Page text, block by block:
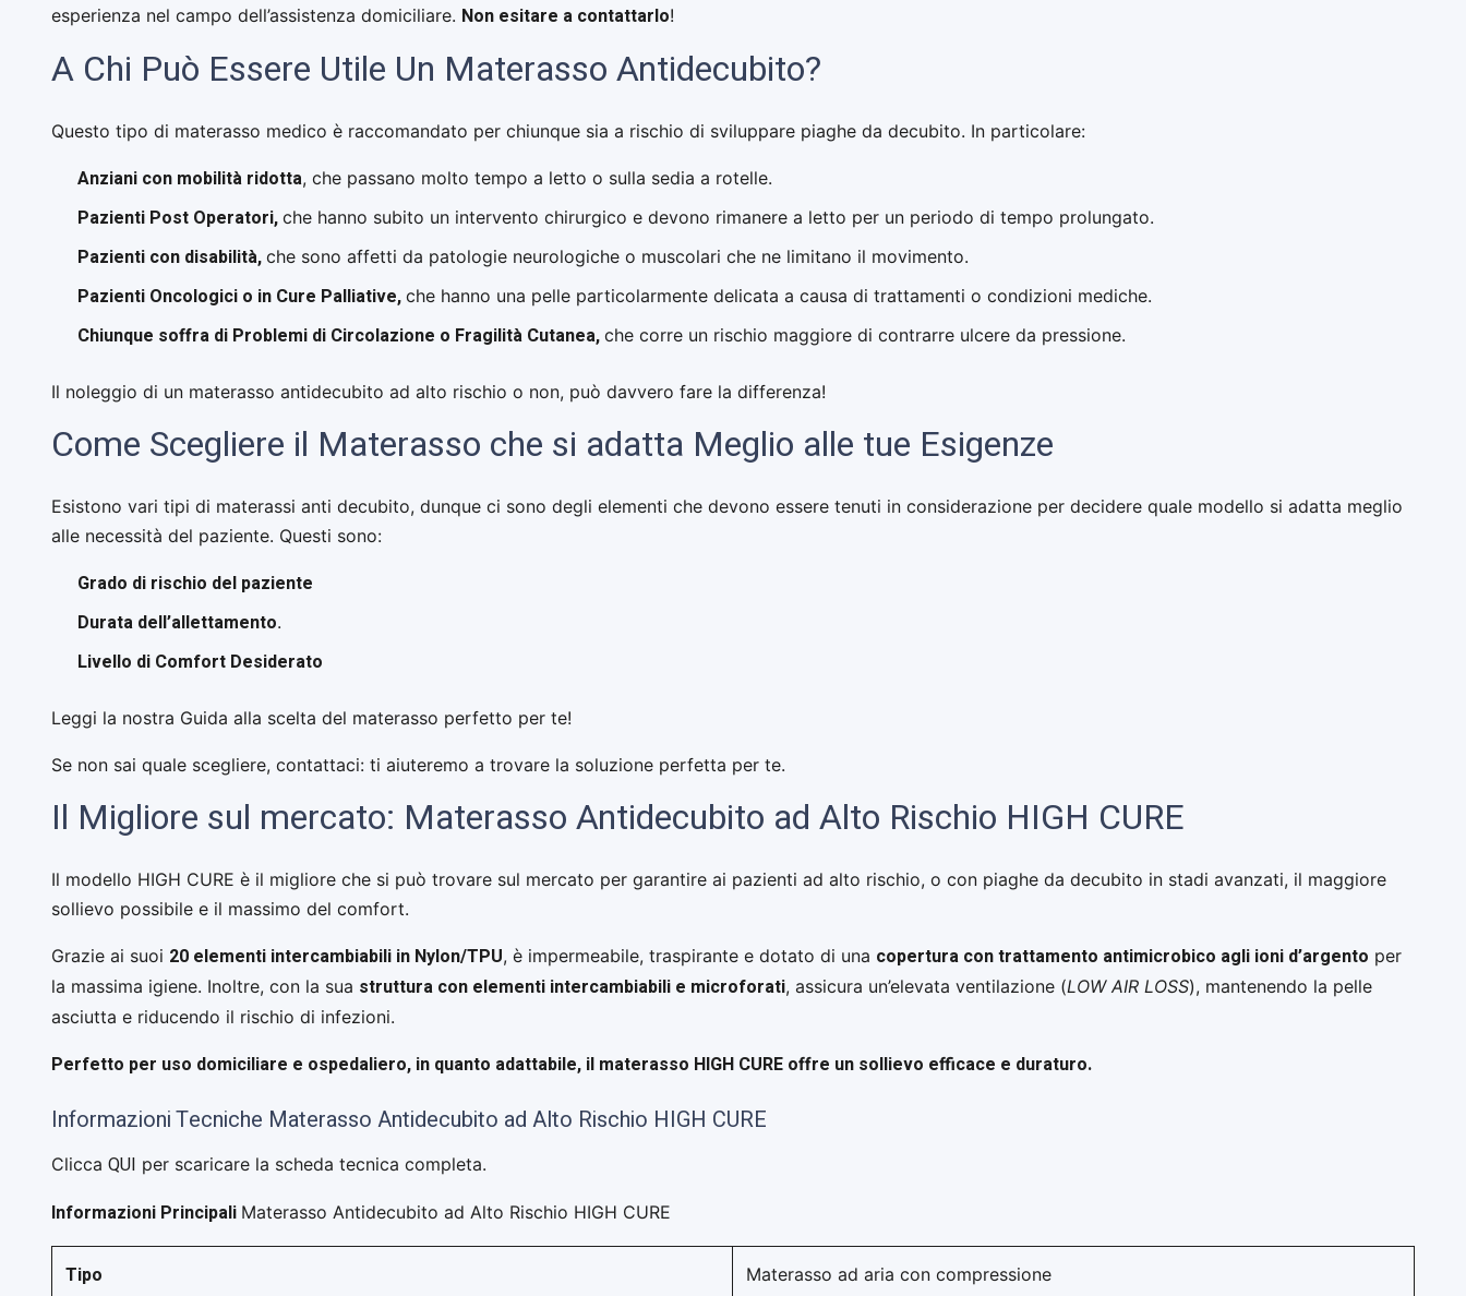
esperienza nel campo dell’assistenza domiciliare. Non esitare a contattarlo!
A Chi Può Essere Utile Un Materasso Antidecubito?
Questo tipo di materasso medico è raccomandato per chiunque sia a rischio di sviluppare piaghe da decubito. In particolare:
Anziani con mobilità ridotta, che passano molto tempo a letto o sulla sedia a rotelle.
Pazienti Post Operatori, che hanno subito un intervento chirurgico e devono rimanere a letto per un periodo di tempo prolungato.
Pazienti con disabilità, che sono affetti da patologie neurologiche o muscolari che ne limitano il movimento.
Pazienti Oncologici o in Cure Palliative, che hanno una pelle particolarmente delicata a causa di trattamenti o condizioni mediche.
Chiunque soffra di Problemi di Circolazione o Fragilità Cutanea, che corre un rischio maggiore di contrarre ulcere da pressione.
Il noleggio di un materasso antidecubito ad alto rischio o non, può davvero fare la differenza!
Come Scegliere il Materasso che si adatta Meglio alle tue Esigenze
Esistono vari tipi di materassi anti decubito, dunque ci sono degli elementi che devono essere tenuti in considerazione per decidere quale modello si adatta meglio
alle necessità del paziente. Questi sono:
Grado di rischio del paziente
Durata dell’allettamento.
Livello di Comfort Desiderato
Leggi la nostra Guida alla scelta del materasso perfetto per te!
Se non sai quale scegliere, contattaci: ti aiuteremo a trovare la soluzione perfetta per te.
Il Migliore sul mercato: Materasso Antidecubito ad Alto Rischio HIGH CURE
Il modello HIGH CURE è il migliore che si può trovare sul mercato per garantire ai pazienti ad alto rischio, o con piaghe da decubito in stadi avanzati, il maggiore
sollievo possibile e il massimo del comfort.
Grazie ai suoi 20 elementi intercambiabili in Nylon/TPU, è impermeabile, traspirante e dotato di una copertura con trattamento antimicrobico agli ioni d’argento per
la massima igiene. Inoltre, con la sua struttura con elementi intercambiabili e microforati, assicura un’elevata ventilazione (LOW AIR LOSS), mantenendo la pelle
asciutta e riducendo il rischio di infezioni.
Perfetto per uso domiciliare e ospedaliero, in quanto adattabile, il materasso HIGH CURE offre un sollievo efficace e duraturo.
Informazioni Tecniche Materasso Antidecubito ad Alto Rischio HIGH CURE
Clicca QUI per scaricare la scheda tecnica completa.
Informazioni Principali Materasso Antidecubito ad Alto Rischio HIGH CURE
Tipo Materasso ad aria con compressione